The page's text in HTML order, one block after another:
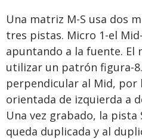
Una matriz M-S usa dos
tres pistas. Micro 1-el
apuntando a la fuente. El
utilizar un patrón figura-
perpendicular al Mid, por
orientada de izquierda a
Una vez grabado, la
queda duplicada y al